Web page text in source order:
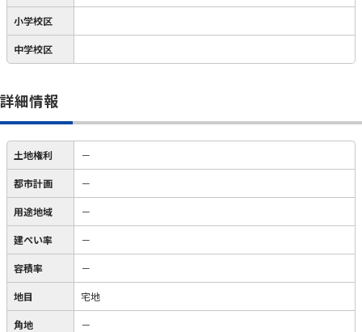
小学校区
中学校区
詳細情報
土地権利 －
都市計画 －
用途地域 －
建ぺい率 －
容積率 －
地目 宅地
角地 －